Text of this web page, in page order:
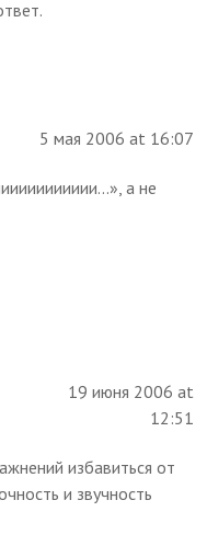
5 мая 2006 at 16:07
а не
19 июня 2006 at
12:51
избавиться от
и звучность